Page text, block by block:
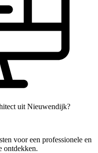
uit Nieuwendijk?
voor een professionele en
ontdekken.